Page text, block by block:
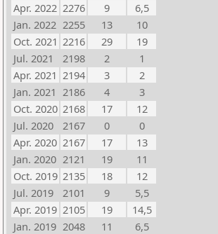
Apr. 2022 2276 9
6,5
Jan. 2022 2255 13
10
Oct. 2021 2216 29
19
Jul. 2021
2198 2
1
Apr. 2021 2194 3
2
Jan. 2021 2186 4
3
Oct. 2020 2168 17
12
Jul. 2020
2167 0
0
Apr. 2020 2167 17
13
Jan. 2020 2121 19
11
Oct. 2019 2135 18
12
Jul. 2019
2101 9
5,5
Apr. 2019 2105 19
14,5
Jan. 2019 2048 11
6,5